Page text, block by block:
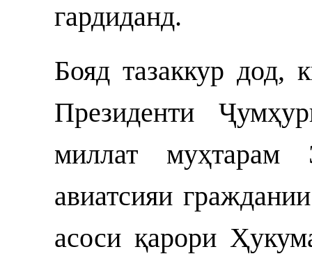
гардиданд.
Бояд тазаккур дод,
Президенти
миллат муҳтарам
авиатсияи
асоси қарори